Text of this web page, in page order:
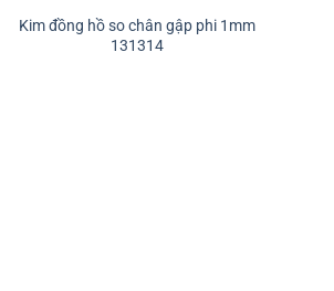
Kim đồng hồ so chân gập phi 1mm
131314